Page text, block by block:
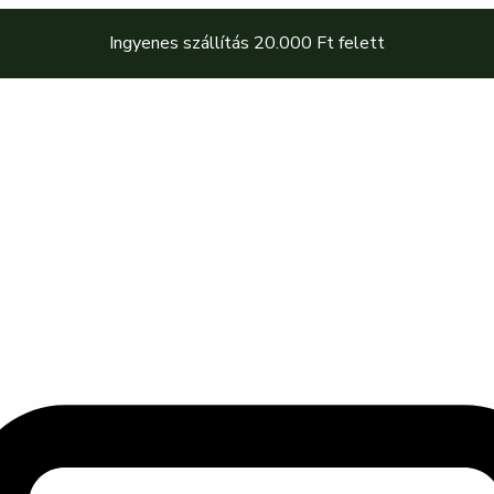
Ingyenes szállítás 20.000 Ft felett